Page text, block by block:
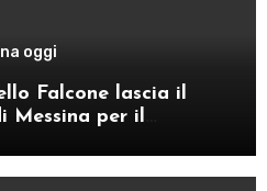
oggi
Falcone lascia il
per il